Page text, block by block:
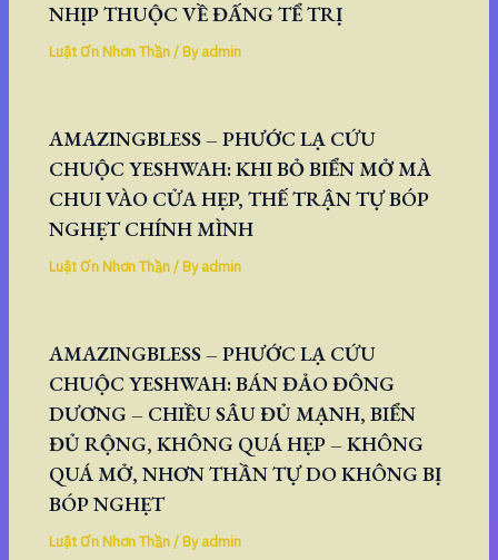
NHỊP THUỘC VỀ ĐẤNG TỂ TRỊ
Luật Ơn Nhơn Thần/ Byadmin
AMAZINGBLESS – PHƯỚC LẠ CỨU
CHUỘC YESHWAH: KHI BỎ BIỂN MỞ MÀ
CHUI VÀO CỬA HẸP, THẾ TRẬN TỰ BÓP
NGHẸT CHÍNH MÌNH
Luật Ơn Nhơn Thần/ Byadmin
AMAZINGBLESS – PHƯỚC LẠ CỨU
CHUỘC YESHWAH: BÁN ĐẢO ĐÔNG
DƯƠNG – CHIỀU SÂU ĐỦ MẠNH, BIỂN
ĐỦ RỘNG, KHÔNG QUÁ HẸP – KHÔNG
QUÁ MỞ, NHƠN THẦN TỰ DO KHÔNG BỊ
BÓP NGHẸT
Luật Ơn Nhơn Thần/ Byadmin